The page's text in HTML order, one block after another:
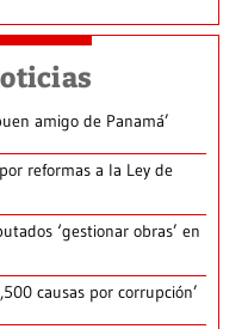
amigo de Panamá’
reformas a la Ley de
‘gestionar obras’ en
causas por corrupción’